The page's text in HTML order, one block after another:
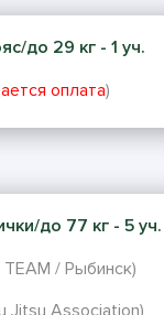
до 29 кг - 1 уч.
оплата)
до 77 кг - 5 уч.
/ Рыбинск)
Jitsu Association)